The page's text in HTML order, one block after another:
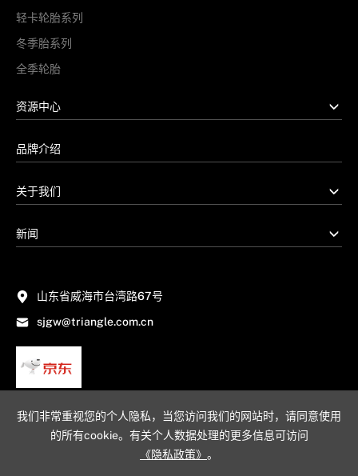
我们非常重视您的个人隐私，当您访问我们的网站时，请同意使用
的所有cookie。有关个人数据处理的更多信息可访问
《隐私政策》 。
轻卡轮胎系列
冬季胎系列
全季轮胎
资源中心
品牌介绍
关于我们
新闻
山东省威海市台湾路67号
sjgw@triangle.com.cn